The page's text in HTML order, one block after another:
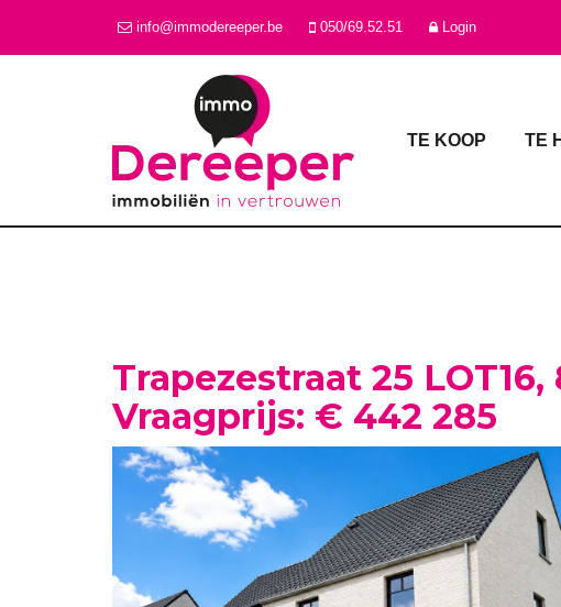
info@immodereeper.be 050/69.52.51 Login
TE KOOP TE
Trapezestraat 25 LOT16,
Vraagprijs: € 442 285